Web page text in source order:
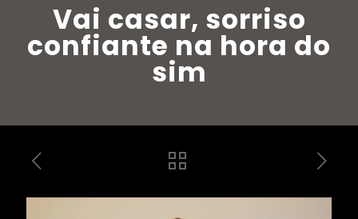
Vai casar, sorriso
confiante na hora do
sim